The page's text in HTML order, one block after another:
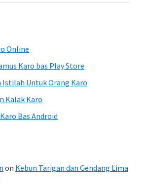
Online
Karo bas Play Store
Istilah Untuk Orang Karo
Kalak Karo
Bas Android
on Kebun Tarigan dan Gendang Lima